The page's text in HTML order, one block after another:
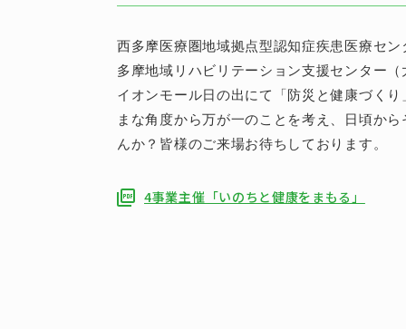
西多摩医療圏地域拠点型認知症疾患医療セ
多摩地域リハビリテーション支援センター
イオンモール日の出にて「防災と健康づく
まな角度から万が一のことを考え、日頃か
んか？皆様のご来場お待ちしております。
4事業主催「いのちと健康をまもる」